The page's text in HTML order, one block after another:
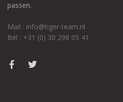
passen.
Mail : info@tiger-team.nl
Bel : +31 (0) 30 298 05 41